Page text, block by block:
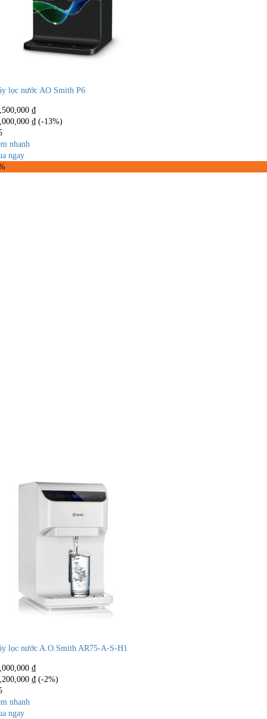
lọc nước AO Smith P6
₫
₫ (-13%)
nhanh
ngay
lọc nước A.O.Smith AR75-A-S-H1
₫
₫ (-2%)
nhanh
ngay